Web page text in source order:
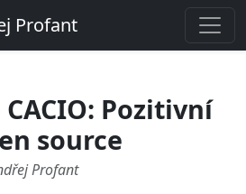
Profant
Pozitivní
source
Profant